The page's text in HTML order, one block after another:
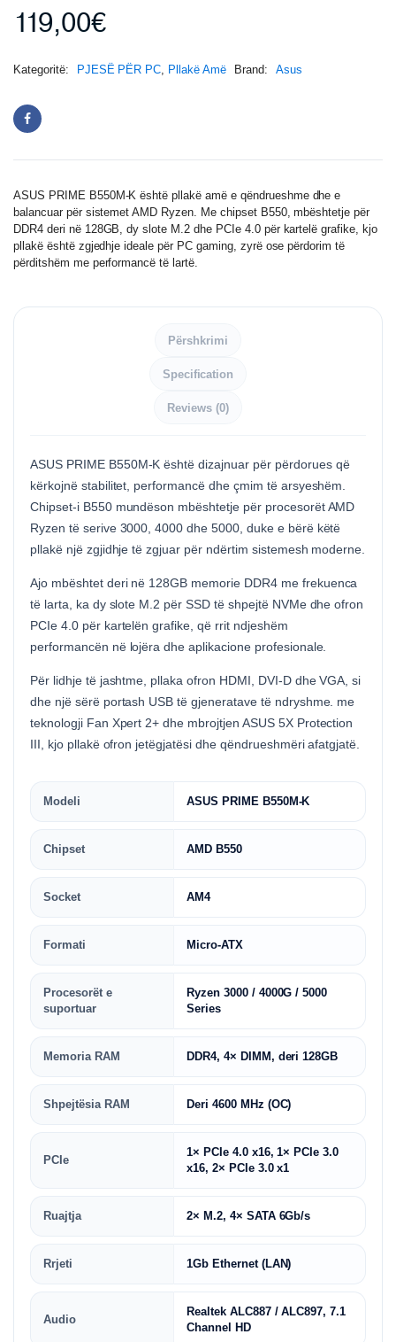
119,00€
Kategoritë: PJESË PËR PC, Pllakë Amë Brand: Asus
ASUS PRIME B550M-K është pllakë amë e qëndrueshme dhe e
balancuar për sistemet AMD Ryzen. Me chipset B550, mbështetje për
DDR4 deri në 128GB, dy slote M.2 dhe PCIe 4.0 për kartelë grafike, kjo
pllakë është zgjedhje ideale për PC gaming, zyrë ose përdorim të
përditshëm me performancë të lartë.
Përshkrimi
Specification
Reviews (0)
ASUS PRIME B550M-K është dizajnuar për përdorues që
kërkojnë stabilitet, performancë dhe çmim të arsyeshëm.
Chipset-i B550 mundëson mbështetje për procesorët AMD
Ryzen të serive 3000, 4000 dhe 5000, duke e bërë këtë
pllakë një zgjidhje të zgjuar për ndërtim sistemesh moderne.
Ajo mbështet deri në 128GB memorie DDR4 me frekuenca
të larta, ka dy slote M.2 për SSD të shpejtë NVMe dhe ofron
PCIe 4.0 për kartelën grafike, që rrit ndjeshëm
performancën në lojëra dhe aplikacione profesionale.
Për lidhje të jashtme, pllaka ofron HDMI, DVI-D dhe VGA, si
dhe një sërë portash USB të gjeneratave të ndryshme. me
teknologji Fan Xpert 2+ dhe mbrojtjen ASUS 5X Protection
III, kjo pllakë ofron jetëgjatësi dhe qëndrueshmëri afatgjatë.
Modeli ASUS PRIME B550M-K
Chipset AMD B550
Socket AM4
Formati Micro-ATX
Procesorët e
suportuar
Ryzen 3000 / 4000G / 5000
Series
Memoria RAM DDR4, 4× DIMM, deri 128GB
Shpejtësia RAM Deri 4600 MHz (OC)
PCIe
1× PCIe 4.0 x16, 1× PCIe 3.0
x16, 2× PCIe 3.0 x1
Ruajtja 2× M.2, 4× SATA 6Gb/s
Rrjeti 1Gb Ethernet (LAN)
Audio
Realtek ALC887 / ALC897, 7.1
Channel HD